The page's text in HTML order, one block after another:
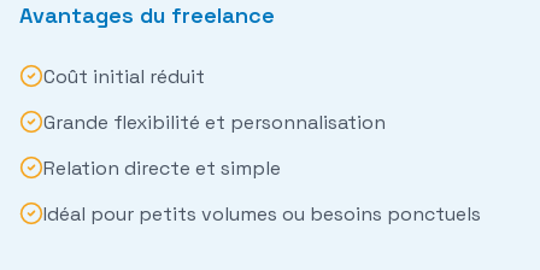
Avantages du freelance
Coût initial réduit
Grande flexibilité et personnalisation
Relation directe et simple
Idéal pour petits volumes ou besoins ponctuels